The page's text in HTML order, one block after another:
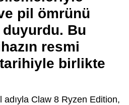
pil ömrünü
Bu
resmi
tarihiyle birlikte
Claw 8 Ryzen Edition,